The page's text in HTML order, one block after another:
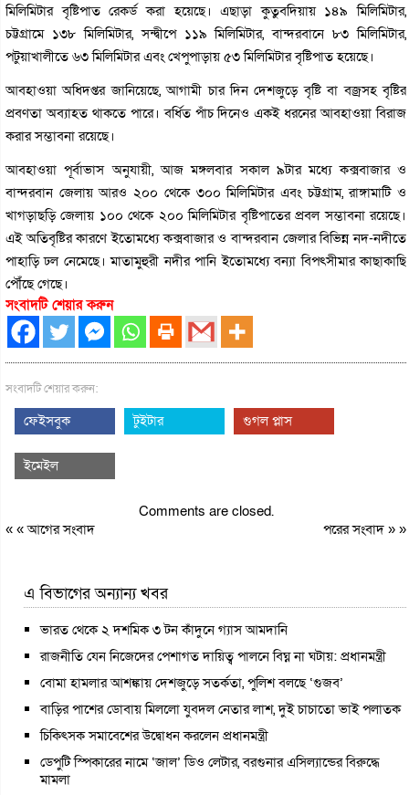
মিলিমিটার বৃষ্টিপাত রেকর্ড করা হয়েছে। এছাড়া কুতুবদিয়ায় ১৪৯ মিলিমিটার,
চট্টগ্রামে ১৩৮ মিলিমিটার, সন্দ্বীপে ১১৯ মিলিমিটার, বান্দরবানে ৮৩ মিলিমিটার,
পটুয়াখালীতে ৬৩ মিলিমিটার এবং খেপুপাড়ায় ৫৩ মিলিমিটার বৃষ্টিপাত হয়েছে।
আবহাওয়া অধিদপ্তর জানিয়েছে, আগামী চার দিন দেশজুড়ে বৃষ্টি বা বজ্রসহ বৃষ্টির
প্রবণতা অব্যাহত থাকতে পারে। বর্ধিত পাঁচ দিনেও একই ধরনের আবহাওয়া বিরাজ
করার সম্ভাবনা রয়েছে।
আবহাওয়া পূর্বাভাস অনুযায়ী, আজ মঙ্গলবার সকাল ৯টার মধ্যে কক্সবাজার ও
বান্দরবান জেলায় আরও ২০০ থেকে ৩০০ মিলিমিটার এবং চট্টগ্রাম, রাঙ্গামাটি ও
খাগড়াছড়ি জেলায় ১০০ থেকে ২০০ মিলিমিটার বৃষ্টিপাতের প্রবল সম্ভাবনা রয়েছে।
এই অতিবৃষ্টির কারণে ইতোমধ্যে কক্সবাজার ও বান্দরবান জেলার বিভিন্ন নদ-নদীতে
পাহাড়ি ঢল নেমেছে। মাতামুহুরী নদীর পানি ইতোমধ্যে বন্যা বিপৎসীমার কাছাকাছি
পৌঁছে গেছে।
সংবাদটি শেয়ার করুন
সংবাদটি শেয়ার করুন:
ফেইসবুক টুইটার গুগল প্লাস
ইমেইল
Comments are closed.
« «আগের সংবাদ পরের সংবাদ» »
এ বিভাগের অন্যান্য খবর
ভারত থেকে ২ দশমিক ৩ টন কাঁদুনে গ্যাস আমদানি
রাজনীতি যেন নিজেদের পেশাগত দায়িত্ব পালনে বিঘ্ন না ঘটায়: প্রধানমন্ত্রী
বোমা হামলার আশঙ্কায় দেশজুড়ে সতর্কতা, পুলিশ বলছে ‘গুজব’
বাড়ির পাশের ডোবায় মিললো যুবদল নেতার লাশ, দুই চাচাতো ভাই পলাতক
চিকিৎসক সমাবেশের উদ্বোধন করলেন প্রধানমন্ত্রী
ডেপুটি স্পিকারের নামে ‘জাল’ ডিও লেটার, বরগুনার এসিল্যান্ডের বিরুদ্ধে
মামলা